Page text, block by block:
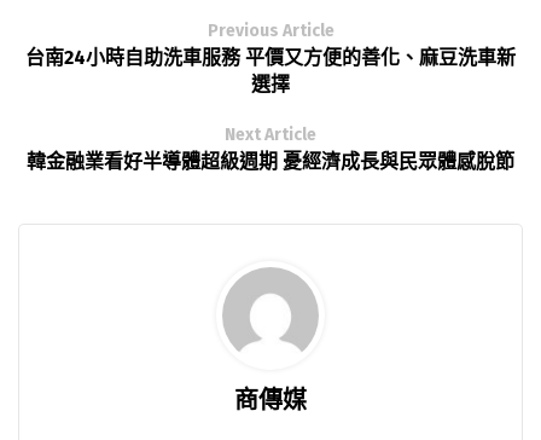
Previous Article
台南24小時自助洗車服務 平價又方便的善化、麻豆洗車新
選擇
Next Article
韓金融業看好半導體超級週期 憂經濟成長與民眾體感脫節
商傳媒